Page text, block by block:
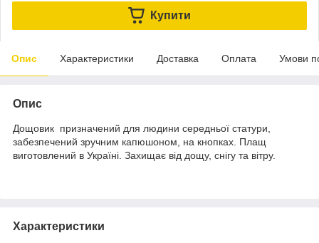
Купити
Опис Характеристики Доставка Оплата Умови
Опис
Дощовик призначений для людини середньої статури,
забезпечений зручним капюшоном, на кнопках. Плащ
виготовлений в Україні. Захищає від дощу, снігу та вітру.
Характеристики